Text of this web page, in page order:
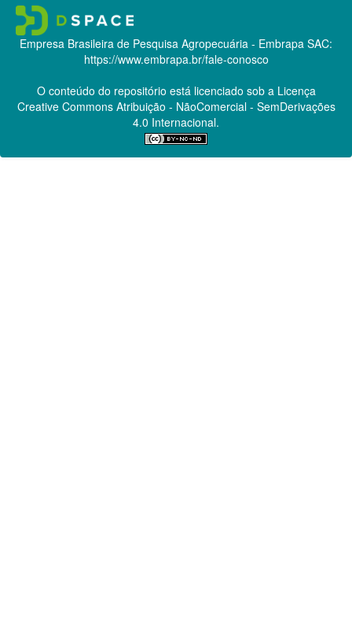
Empresa Brasileira de Pesquisa Agropecuária - Embrapa SAC:
https://www.embrapa.br/fale-conosco
O conteúdo do repositório está licenciado sob a Licença
Creative CommonsAtribuição - NãoComercial - SemDerivações
4.0 Internacional.